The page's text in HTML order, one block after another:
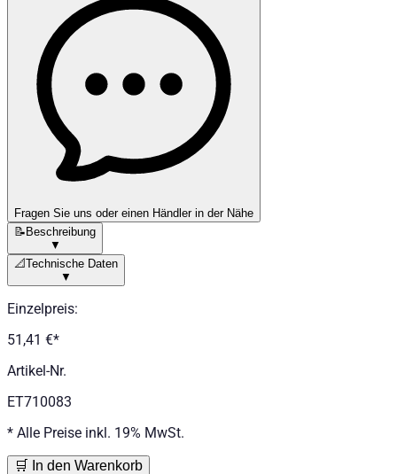
Fragen Sie uns oder einen Händler in der Nähe
📝Beschreibung
▼
📐Technische Daten
▼
Einzelpreis:
51,41 €*
Artikel-Nr.
ET710083
* Alle Preise inkl. 19% MwSt.
🛒 In den Warenkorb